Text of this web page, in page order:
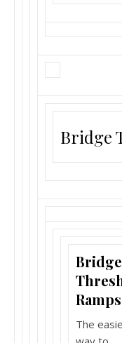
Bridge
Bridge
The